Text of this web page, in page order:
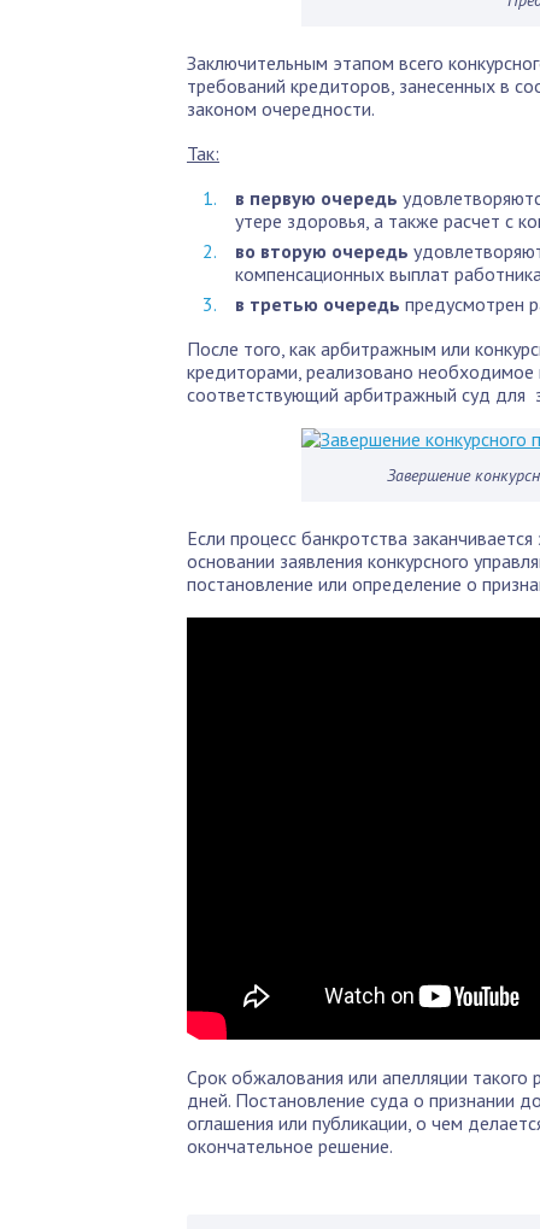
Заключительным этапом всего
требований кредиторов, занесенных в
законом очередности.
Так:
в первую очередь
утере здоровья, а также расчет с
во вторую очередь
компенсационных выплат
в третью очередь предусмотрен
После того, как арбитражным или
кредиторами, реализовано
соответствующий арбитражный суд для
Завершение
Если процесс банкротства
основании заявления конкурсного
постановление или определение о
Срок обжалования или апелляции
дней. Постановление суда о признании
оглашения или публикации, о чем
окончательное решение.